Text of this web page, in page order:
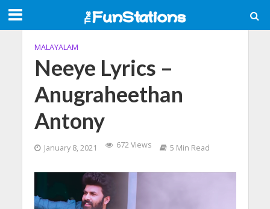
MALAYALAM
Neeye Lyrics –
Anugraheethan
Antony
January 8, 2021 672 Views 5 Min Read